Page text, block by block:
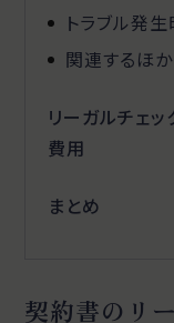
トラブル発
関連するほ
リーガルチェ
費用
まとめ
契約書のリ